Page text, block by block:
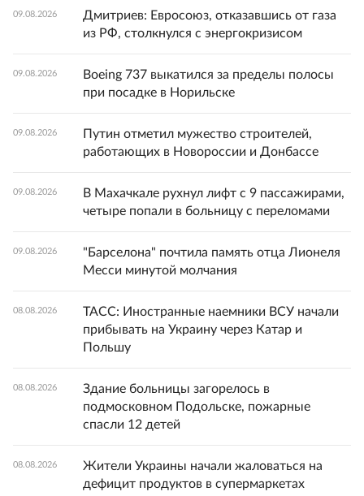
09.08.2026
Дмитриев: Евросоюз, отказавшись от газа
из РФ, столкнулся с энергокризисом
09.08.2026
Boeing 737 выкатился за пределы полосы
при посадке в Норильске
09.08.2026
Путин отметил мужество строителей,
работающих в Новороссии и Донбассе
09.08.2026
В Махачкале рухнул лифт с 9 пассажирами,
четыре попали в больницу с переломами
09.08.2026
"Барселона" почтила память отца Лионеля
Месси минутой молчания
08.08.2026
ТАСС: Иностранные наемники ВСУ начали
прибывать на Украину через Катар и
Польшу
08.08.2026
Здание больницы загорелось в
подмосковном Подольске, пожарные
спасли 12 детей
08.08.2026
Жители Украины начали жаловаться на
дефицит продуктов в супермаркетах